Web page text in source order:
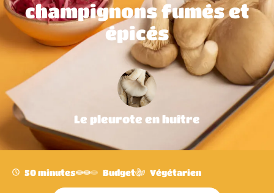
champignons fumés et
épicés
Le pleurote en huître
50 minutes Budget Végétarien